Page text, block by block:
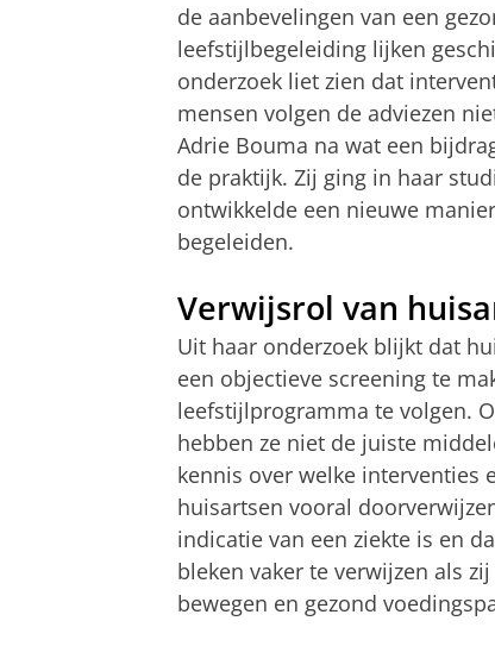
de aanbevelingen van een
leefstijlbegeleiding lijken
onderzoek liet zien dat
mensen volgen de adviezen
Adrie Bouma na wat een
de praktijk. Zij ging in haar
ontwikkelde een nieuwe
begeleiden.
Verwijsrol van
Uit haar onderzoek blijkt dat
een objectieve screening te
leefstijlprogramma te volgen.
hebben ze niet de juiste
kennis over welke interventies
huisartsen vooral
indicatie van een ziekte is en
bleken vaker te verwijzen als
bewegen en gezond